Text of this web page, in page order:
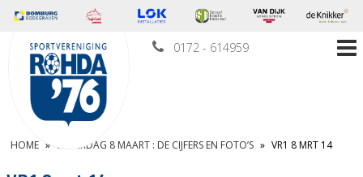
0172 - 614959
HOME » ZATERDAG 8 MAART : DE CIJFERS EN FOTO’S » VR1 8 MRT 14